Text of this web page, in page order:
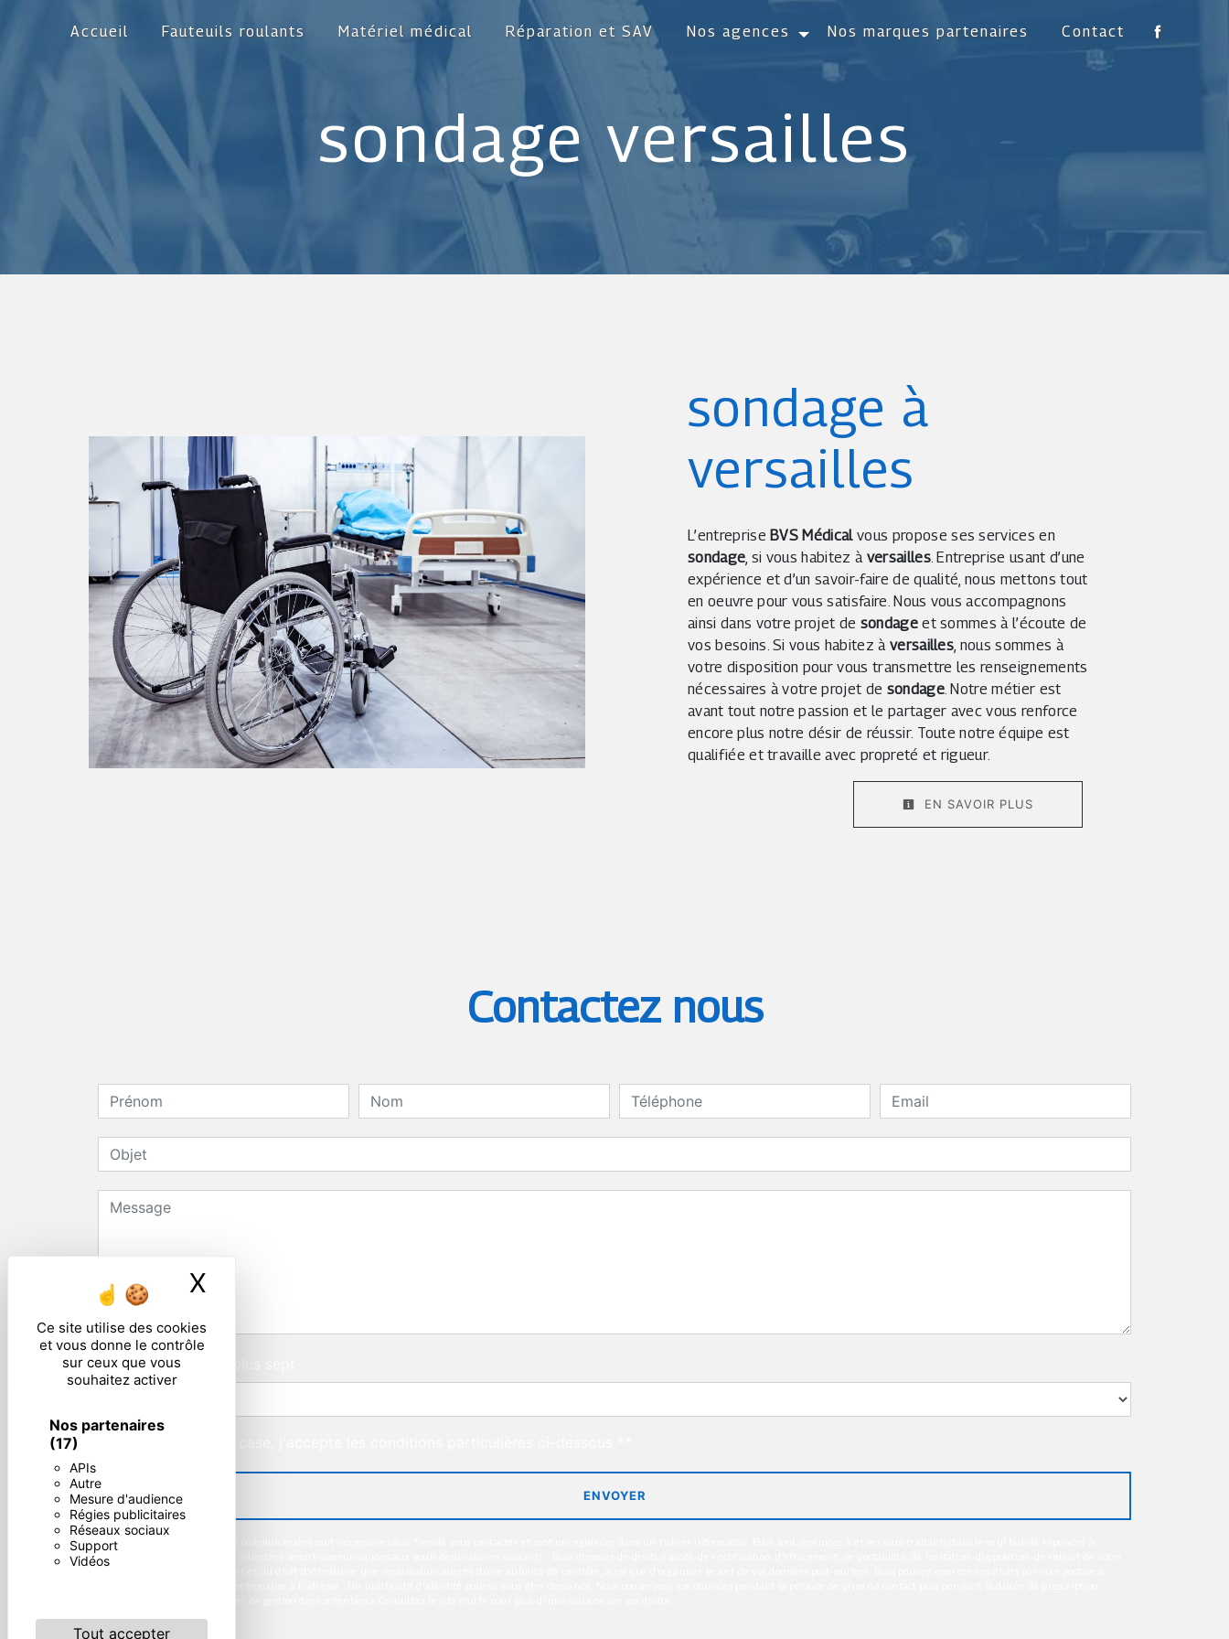
Ce site utilise des cookies
et vous donne le contrôle
sur ceux que vous
souhaitez activer
Nos partenaires
(17)
APIs
Autre
Mesure d'audience
Régies publicitaires
Réseaux sociaux
Support
Vidéos
Tout accepter
X
Accueil Fauteuils roulants Matériel médical Réparation et SAV Nos agences Nos marques partenaires Contact
sondage versailles
sondage à
versailles
L’entrepriseBVS Médicalvous propose ses services en
sondage, si vous habitez à versailles. Entreprise usant d’une
expérience et d’un savoir-faire de qualité, nous mettons tout
en oeuvre pour vous satisfaire. Nous vous accompagnons
ainsi dans votre projet de sondageet sommes à l’écoute de
vos besoins. Si vous habitez à versailles, nous sommes à
votre disposition pour vous transmettre les renseignements
nécessaires à votre projet de sondage. Notre métier est
avant tout notre passion et le partager avec vous renforce
encore plus notre désir de réussir. Toute notre équipe est
qualifiée et travaille avec propreté et rigueur.
EN SAVOIR PLUS
Contactez nous
Combien font neuf plus sept
ENVOYER
** Les données personnelles communiquées sont nécessaires aux fins de vous contacter et sont enregistrées dans un fichier informatisé. Elles sont destinées à et ses sous-traitants dans le seul but de répondre à
votre message. Les données collectées seront communiquées aux seuls destinataires suivants: . Vous disposez de droits d’accès, de rectification, d’effacement, de portabilité, de limitation, d’opposition, de retrait de votre